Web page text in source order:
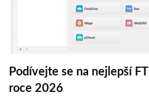
Podívejte se na nejlepší
roce 2026